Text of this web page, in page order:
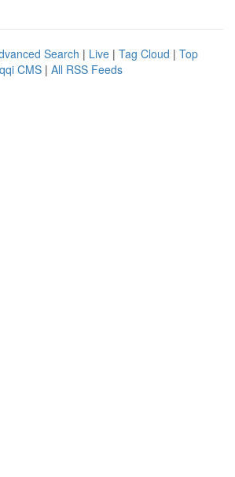
Search | Live | Tag Cloud | Top
CMS | All RSS Feeds